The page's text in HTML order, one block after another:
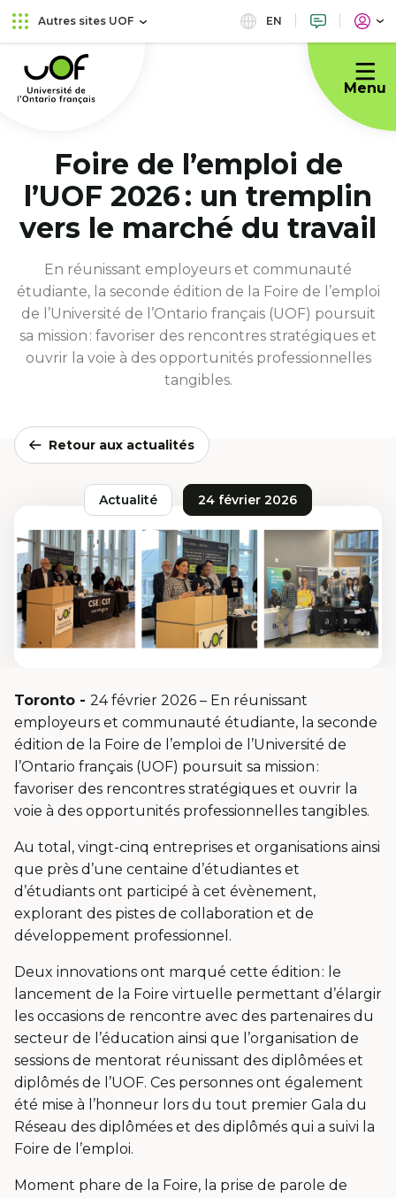
Aller
au
principal
Passer
au
contenu
Autres sites UOF EN
Université
de
l'Ontario
Menu
Foire de l’emploi de
l’UOF 2026 : un tremplin
vers le marché du travail
En réunissant employeurs et communauté
étudiante, la seconde édition de la Foire de l’emploi
de l’Université de l’Ontario français (UOF) poursuit
sa mission : favoriser des rencontres stratégiques et
ouvrir la voie à des opportunités professionnelles
tangibles.
Retour aux actualités
Actualité 24 février 2026
Toronto - 24 février 2026 – En réunissant
employeurs et communauté étudiante, la seconde
édition de la Foire de l’emploi de l’Université de
l’Ontario français (UOF) poursuit sa mission :
favoriser des rencontres stratégiques et ouvrir la
voie à des opportunités professionnelles tangibles.
Au total, vingt-cinq entreprises et organisations ainsi
que près d’une centaine d’étudiantes et
d’étudiants ont participé à cet évènement,
explorant des pistes de collaboration et de
développement professionnel.
Deux innovations ont marqué cette édition : le
lancement de la Foire virtuelle permettant d’élargir
les occasions de rencontre avec des partenaires du
secteur de l’éducation ainsi que l’organisation de
sessions de mentorat réunissant des diplômées et
diplômés de l’UOF. Ces personnes ont également
été mise à l’honneur lors du tout premier Gala du
Réseau des diplômées et des diplômés qui a suivi la
Foire de l’emploi.
Moment phare de la Foire, la prise de parole de